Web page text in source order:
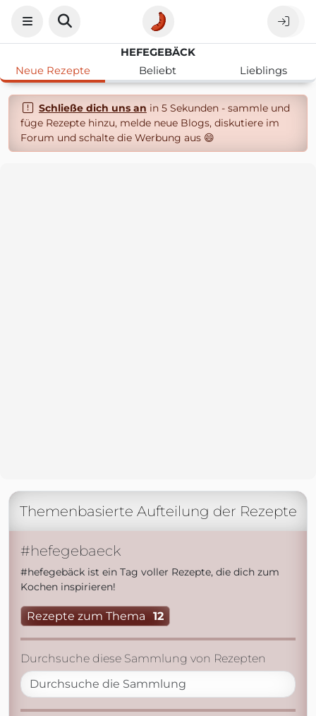
HEFEGEBÄCK
Neue Rezepte
Beliebt Lieblings
Schließe dich uns an in 5 Sekunden - sammle und
füge Rezepte hinzu, melde neue Blogs, diskutiere im
Forum und schalte die Werbung aus 😄
Themenbasierte Aufteilung der Rezepte
#hefegebaeck
#hefegebäck ist ein Tag voller Rezepte, die dich zum
Kochen inspirieren!
Rezepte zum Thema 12
Durchsuche diese Sammlung von Rezepten